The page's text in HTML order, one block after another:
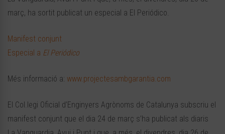
març, ha sortit publicat un especial a El Periódico.
Manifest conjunt
Especial a El Periódico
Més informació a: www.projectesambgarantia.com
El Col.legi Oficial d’Enginyers Agrònoms de Catalunya subscriu el
manifest conjunt que el dia 24 de març s’ha publicat als diaris